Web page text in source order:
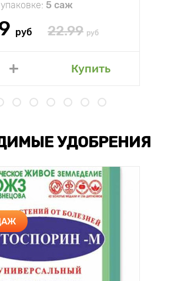
5 саж
руб 22.99 руб
Купить
УДОБРЕНИЯ